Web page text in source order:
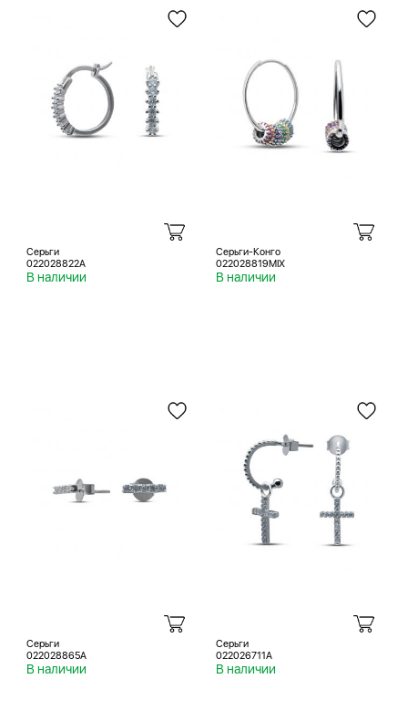
Серьги
022028822A
В наличии
Серьги-Конго
022028819MIX
В наличии
Серьги
022028865A
В наличии
Серьги
022026711A
В наличии